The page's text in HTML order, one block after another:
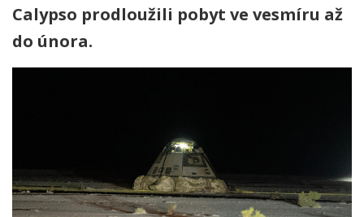
Calypso prodloužili pobyt ve vesmíru až
do února.